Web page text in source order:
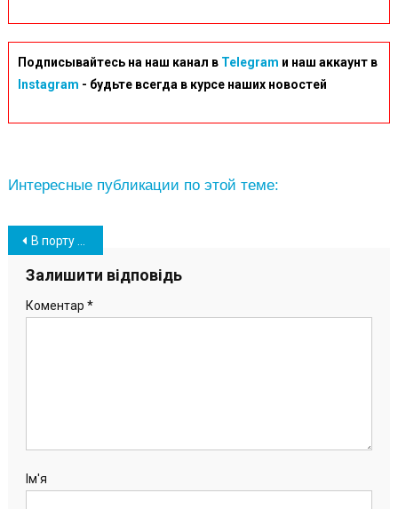
Подписывайтесь на наш канал в Telegram и наш аккаунт в
Instagram - будьте всегда в курсе наших новостей
Интересные публикации по этой теме:
Навігація
записів
В порту «Южный» принялись обновлять портальные краны (фото)
Залишити відповідь
Коментар *
Ім'я